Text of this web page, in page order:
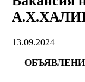
13.09.2024